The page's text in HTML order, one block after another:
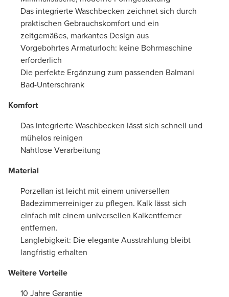
Das integrierte Waschbecken zeichnet sich durch
praktischen Gebrauchskomfort und ein
zeitgemäßes, markantes Design aus
Vorgebohrtes Armaturloch: keine Bohrmaschine
erforderlich
Die perfekte Ergänzung zum passenden Balmani
Bad-Unterschrank
Komfort
Das integrierte Waschbecken lässt sich schnell und
mühelos reinigen
Nahtlose Verarbeitung
Material
Porzellan ist leicht mit einem universellen
Badezimmerreiniger zu pflegen. Kalk lässt sich
einfach mit einem universellen Kalkentferner
entfernen.
Langlebigkeit: Die elegante Ausstrahlung bleibt
langfristig erhalten
Weitere Vorteile
10 Jahre Garantie